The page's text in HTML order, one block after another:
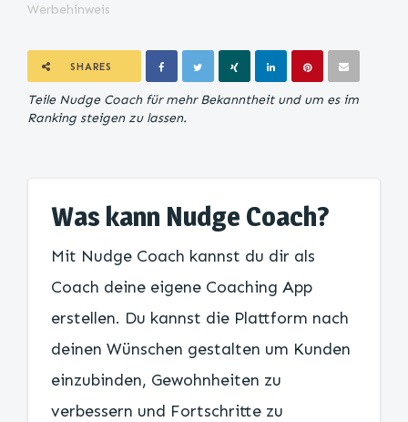
Werbehinweis
SHARES
Teile Nudge Coach für mehr Bekanntheit und um es im
Ranking steigen zu lassen.
Was kann Nudge Coach?
Mit Nudge Coach kannst du dir als
Coach deine eigene Coaching App
erstellen. Du kannst die Plattform nach
deinen Wünschen gestalten um Kunden
einzubinden, Gewohnheiten zu
verbessern und Fortschritte zu